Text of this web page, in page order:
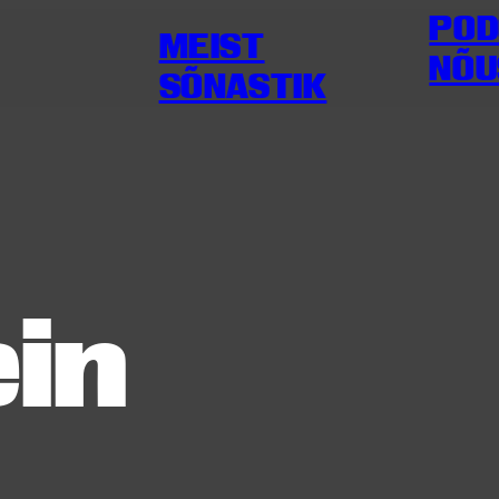
MEIST
SÕNASTIK